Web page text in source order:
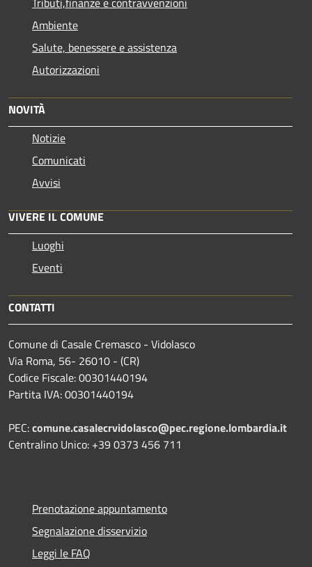
Ambiente
Salute, benessere e assistenza
Autorizzazioni
NOVITÀ
Notizie
Comunicati
Avvisi
VIVERE IL COMUNE
Luoghi
Eventi
CONTATTI
Comune di Casale Cremasco - Vidolasco
Via Roma, 56- 26010 - (CR)
Codice Fiscale: 00301440194
Partita IVA: 00301440194
PEC:comune.casalecrvidolasco@pec.regione.lombardia.it
Centralino Unico: +39 0373 456 711
Prenotazione appuntamento
Segnalazione disservizio
Leggi le FAQ